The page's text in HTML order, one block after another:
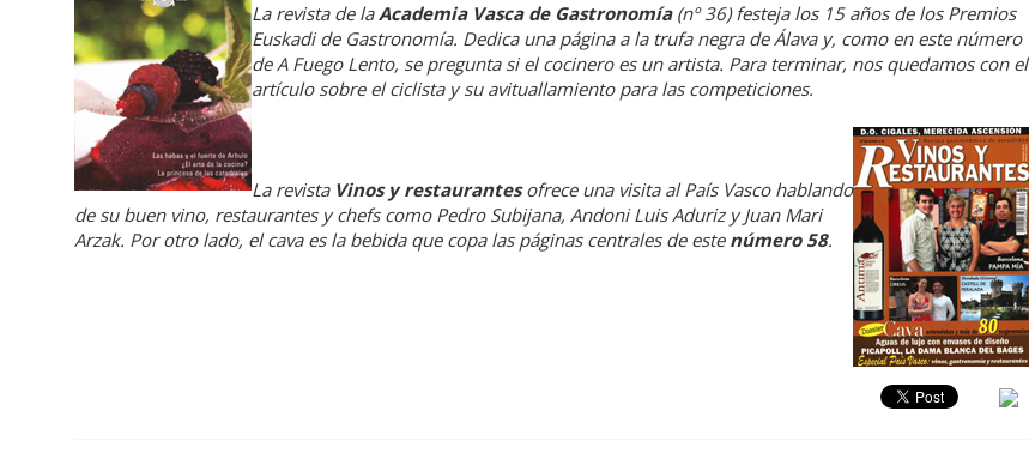
La revista de laAcademia Vasca de Gastronomía(nº 36) festeja los 15 años de los Premios
Euskadi de Gastronomía. Dedica una página a la trufa negra de Álava y, como en este número
de A Fuego Lento, se pregunta si el cocinero es un artista. Para terminar, nos quedamos con el
artículo sobre el ciclista y su avituallamiento para las competiciones.
La revista Vinos y restaurantesofrece una visita al País Vasco hablando
de su buen vino, restaurantes y chefs como Pedro Subijana, Andoni Luis Aduriz y Juan Mari
Arzak. Por otro lado, el cava es la bebida que copa las páginas centrales de este número 58.